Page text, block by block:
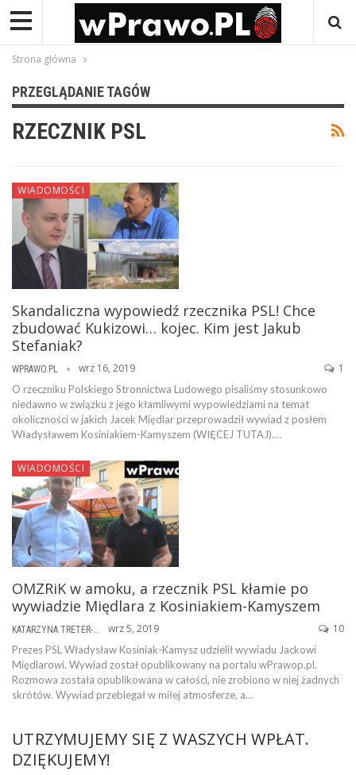
Strona główna
PRZEGLĄDANIE TAGÓW
RZECZNIK PSL
WIADOMOŚCI
Skandaliczna wypowiedź rzecznika PSL! Chce
zbudować Kukizowi… kojec. Kim jest Jakub
Stefaniak?
WPRAWO.PL wrz 16, 2019 1
O rzeczniku Polskiego Stronnictwa Ludowego pisaliśmy stosunkowo
niedawno w związku z jego kłamliwymi wypowiedziami na temat
okoliczności w jakich Jacek Międlar przeprowadził wywiad z posłem
Władysławem Kosiniakiem-Kamyszem (WIĘCEJ TUTAJ).…
WIADOMOŚCI
OMZRiK w amoku, a rzecznik PSL kłamie po
wywiadzie Międlara z Kosiniakiem-Kamyszem
KATARZYNA TRETER-SIERPIŃSKA wrz 5, 2019 10
Prezes PSL Władysław Kosiniak-Kamysz udzielił wywiadu Jackowi
Międlarowi. Wywiad został opublikowany na portalu wPrawop.pl.
Rozmowa została opublikowana w całości, nie zrobiono w niej żadnych
skrótów. Wywiad przebiegał w miłej atmosferze, a…
UTRZYMUJEMY SIĘ Z WASZYCH WPŁAT.
DZIĘKUJEMY!